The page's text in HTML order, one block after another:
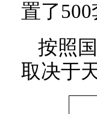
置了
按照
取决于